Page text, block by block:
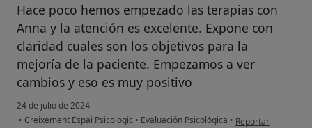
Hace poco hemos empezado las terapias con
Anna y la atención es excelente. Expone con
claridad cuales son los objetivos para la
mejoría de la paciente. Empezamos a ver
cambios y eso es muy positivo
24 de julio de 2024
• Creixement Espai Psicologic • Evaluación Psicológica • en opinión del
Reportar